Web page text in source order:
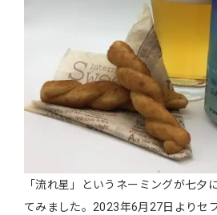
「流れ星」というネーミングが七夕
てみました。2023年6月27日よりセ